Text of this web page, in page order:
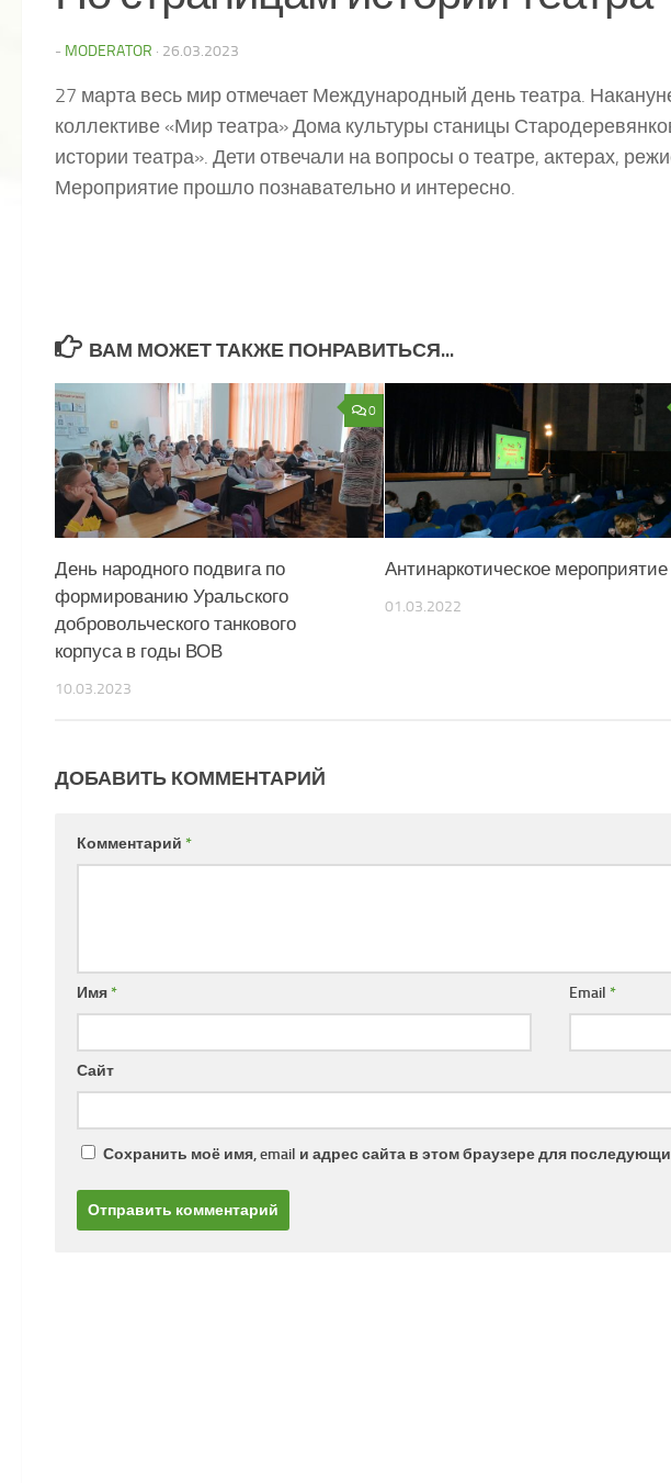
- MODERATOR · 26.03.2023
27 марта весь мир отмечает Международный день театра.
коллективе «Мир театра» Дома культуры станицы
истории театра». Дети отвечали на вопросы о театре, актерах,
Мероприятие прошло познавательно и интересно.
ВАМ МОЖЕТ ТАКЖЕ ПОНРАВИТЬСЯ...
0
День народного подвига по
формированию Уральского
добровольческого танкового
корпуса в годы ВОВ
10.03.2023
Антинаркотическое мероприятие
01.03.2022
ДОБАВИТЬ КОММЕНТАРИЙ
Комментарий *
Имя* Email*
Сайт
Сохранить моё имя, email и адрес сайта в этом браузере для